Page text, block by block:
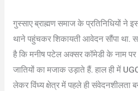
गुस्साए ब्राह्मण समाज के प्रतिनिधियों ने
थाने पहुंचकर शिकायती आवेदन सौंपा था.
है कि मनीष पटेल अक्सर कॉमेडी के नाम पर
जातियों का मजाक उड़ाते हैं. हाल ही में
लेकर विंध्य क्षेत्र में पहले ही संवेदनशीलता